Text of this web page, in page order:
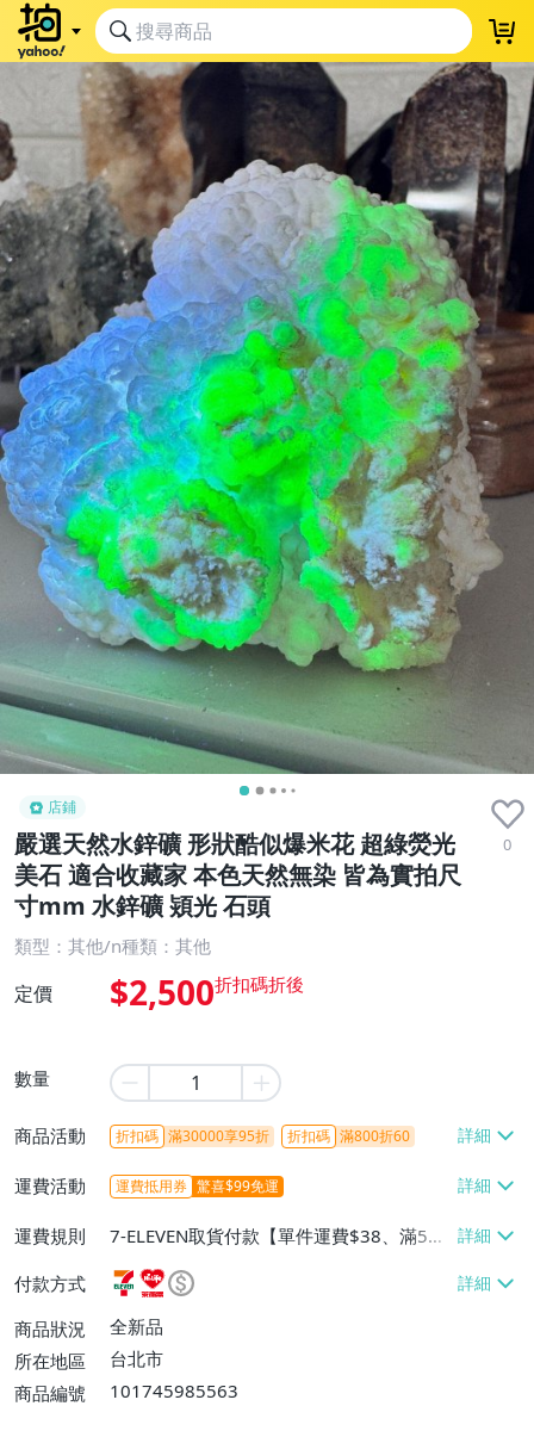
店鋪
嚴選天然水鋅礦 形狀酷似爆米花 超綠熒光
美石 適合收藏家 本色天然無染 皆為實拍尺
寸mm 水鋅礦 熲光 石頭
0
類型：其他/n種類：其他
定價 $2,500
數量
商品活動 折扣碼 滿30000享95折 折扣碼 滿800折60
運費活動 運費抵用券 驚喜$99免運
運費規則
7-ELEVEN取貨付款【單件運費$38、滿5件
或消費滿$1298免運費】、7-ELEVEN取貨
不付款【免運費】、萊爾富取貨付款【單件
運費$60、滿5件或消費滿$1298免運
費】、宅配/貨運【單件運費$120、滿5件
付款方式
商品狀況
全新品
所在地區
台北市
商品編號
101745985563